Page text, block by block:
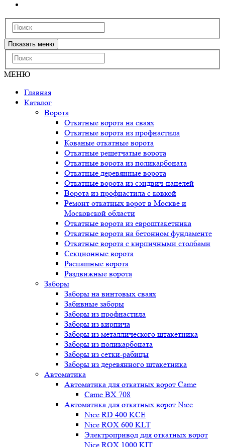
Показать меню
МЕНЮ
Главная
Каталог
Ворота
Откатные ворота на сваях
Откатные ворота из профнастила
Кованые откатные ворота
Откатные решетчатые ворота
Откатные ворота из поликарбоната
Откатные деревянные ворота
Откатные ворота из сэндвич-панелей
Ворота из профнастила с ковкой
Ремонт откатных ворот в Москве и
Московской области
Откатные ворота из евроштакетника
Откатные ворота на бетонном фундаменте
Откатные ворота с кирпичными столбами
Секционные ворота
Распашные ворота
Раздвижные ворота
Заборы
Заборы на винтовых сваях
Забивные заборы
Заборы из профнастила
Заборы из кирпича
Заборы из металлического штакетника
Заборы из поликарбоната
Заборы из сетки-рабицы
Заборы из деревянного штакетника
Автоматика
Автоматика для откатных ворот Came
Came BX 708
Автоматика для откатных ворот Nice
Nice RD 400 KCE
Nice ROX 600 KLT
Электропривод для откатных ворот
Nice ROX 1000 KIT